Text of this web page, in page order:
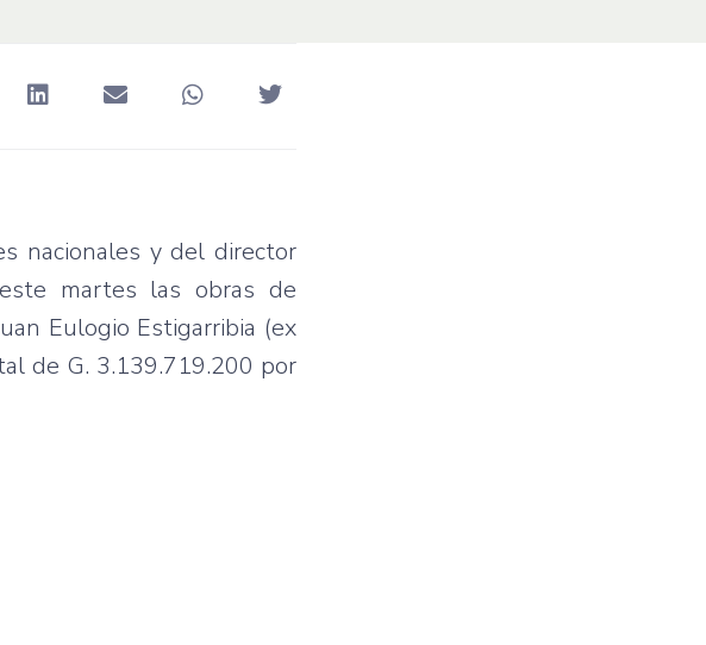
nacionales y del director
martes las obras de
Eulogio Estigarribia (ex
de G. 3.139.719.200 por